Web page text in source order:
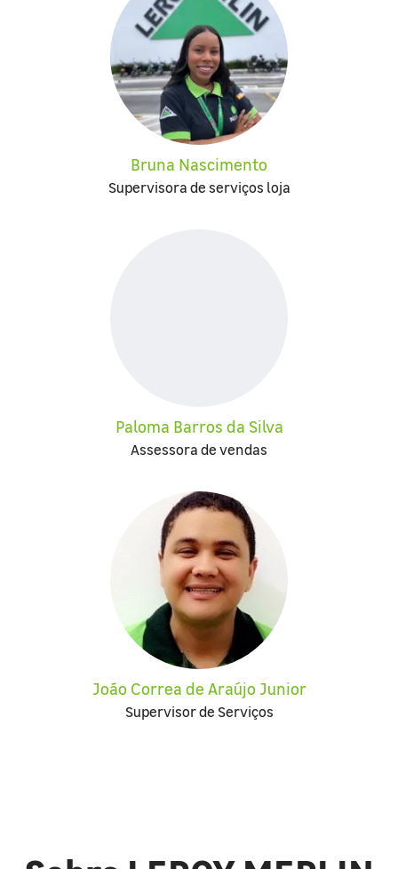
Bruna Nascimento
Supervisora de serviços loja
Paloma Barros da Silva
Assessora de vendas
João Correa de Araújo Junior
Supervisor de Serviços